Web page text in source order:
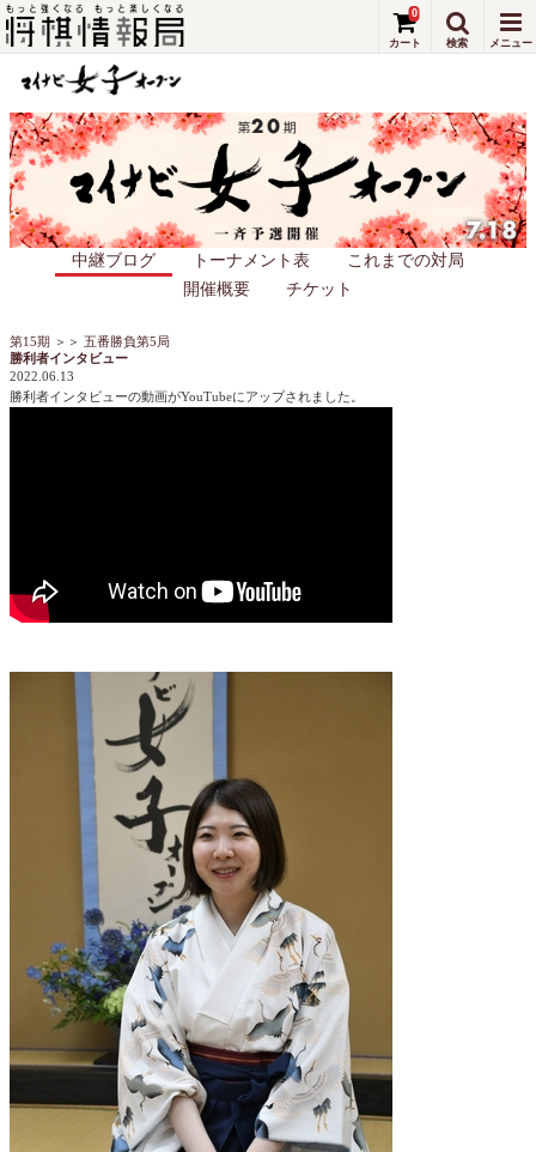
0
中継ブログ トーナメント表
これまでの対局
開催概要
チケット
第15期 ＞＞ 五番勝負第5局
勝利者インタビュー
2022.06.13
勝利者インタビューの動画がYouTubeにアップされました。